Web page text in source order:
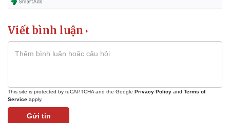
Viết bình luận
This site is protected by reCAPTCHA and the Google Privacy Policy and Terms of
Service apply.
Gửi tin